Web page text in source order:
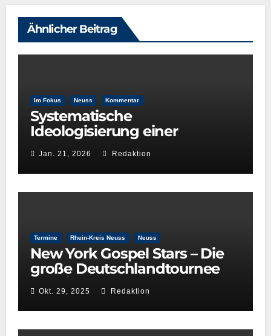
Ähnlicher Beitrag
Im Fokus Neuss Kommentar
Systematische
Ideologisierung einer
Kulturentscheidung: Die Rolle
der GRÜNEN im
Kulturausschuss
Jan. 21, 2026 Redaktion
Termine Rhein-Kreis Neuss Neuss
New York Gospel Stars – Die
große Deutschlandtournee
2025/26
Okt. 29, 2025 Redaktion